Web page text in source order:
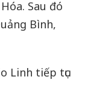
Sau đó
Bình,
Linh tiếp tục